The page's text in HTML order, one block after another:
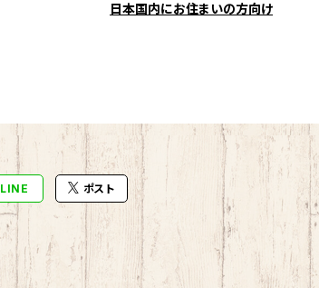
日本国内にお住まいの方向け
LINE ポスト